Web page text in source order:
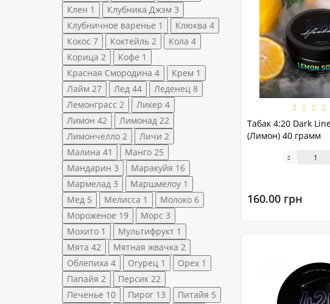
Клен 1 Клубника Джэм 3
Клубничное варенье 1 Клюква 4
Кокос 7 Коктейль 2 Кола 4
Корица 2 Кофе 1
Красная Смородина 4 Крем 1
Лайм 27 Лед 44 Леденец 8
Лемонграсс 2 Ликер 4
Лимон 42 Лимонад 22
Лимончелло 2 Личи 2
Малина 41 Манго 25
Мандарин 3 Маракуйя 16
Мармелад 3 Маршмелоу 1
Мед 5 Мелисса 1 Молоко 6
Мороженое 19 Морс 3
Мохито 1 Мультифрукт 1
Мята 42 Мятная жвачка 2
Облепиха 4 Огурец 1 Орех 1
Папайя 2 Персик 22
Печенье 10 Пирог 13 Питайя 5
Табак 4:20 Dark
(Лимон) 40 грамм
160.00 грн